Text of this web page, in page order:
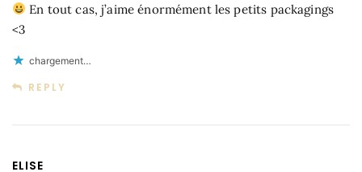
En tout cas, j’aime énormément les petits packagings
<3
chargement…
REPLY
ELISE